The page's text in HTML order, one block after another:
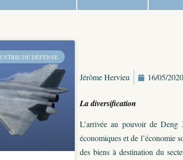
DE DÉFENSE
Jérôme Hervieu 16/05/2020
La diversification
L’arrivée au pouvoir de
économiques et de l’économie
des biens à destination du